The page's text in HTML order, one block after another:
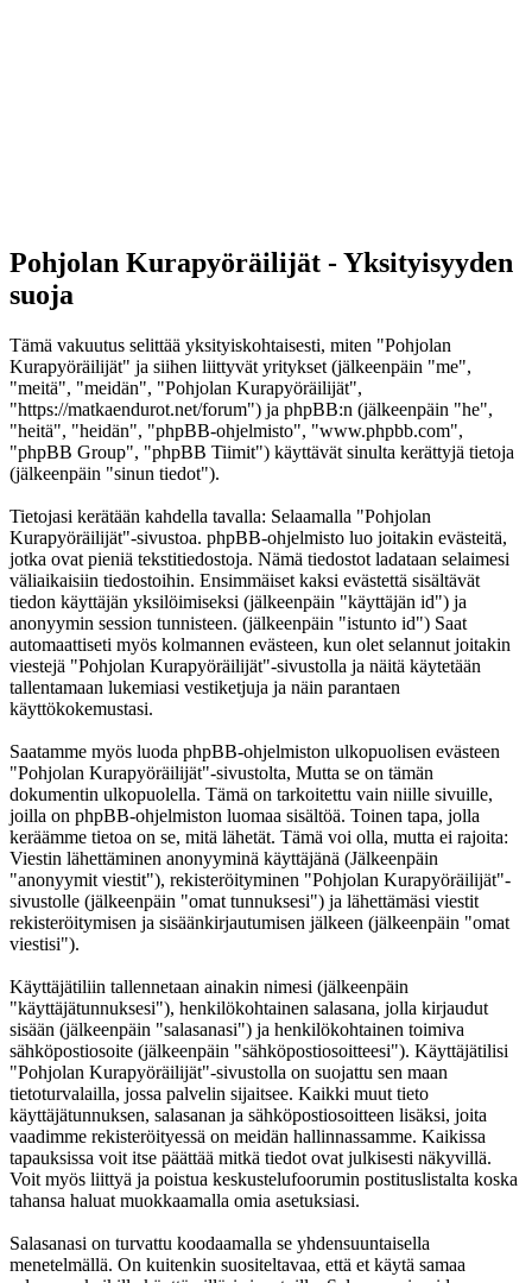
Pohjolan Kurapyöräilijät - Yksityisyyden
suoja
Tämä vakuutus selittää yksityiskohtaisesti, miten "Pohjolan
Kurapyöräilijät" ja siihen liittyvät yritykset (jälkeenpäin "me",
"meitä", "meidän", "Pohjolan Kurapyöräilijät",
"https://matkaendurot.net/forum") ja phpBB:n (jälkeenpäin "he",
"heitä", "heidän", "phpBB-ohjelmisto", "www.phpbb.com",
"phpBB Group", "phpBB Tiimit") käyttävät sinulta kerättyjä tietoja
(jälkeenpäin "sinun tiedot").
Tietojasi kerätään kahdella tavalla: Selaamalla "Pohjolan
Kurapyöräilijät"-sivustoa. phpBB-ohjelmisto luo joitakin evästeitä,
jotka ovat pieniä tekstitiedostoja. Nämä tiedostot ladataan selaimesi
väliaikaisiin tiedostoihin. Ensimmäiset kaksi evästettä sisältävät
tiedon käyttäjän yksilöimiseksi (jälkeenpäin "käyttäjän id") ja
anonyymin session tunnisteen. (jälkeenpäin "istunto id") Saat
automaattiseti myös kolmannen evästeen, kun olet selannut joitakin
viestejä "Pohjolan Kurapyöräilijät"-sivustolla ja näitä käytetään
tallentamaan lukemiasi vestiketjuja ja näin parantaen
käyttökokemustasi.
Saatamme myös luoda phpBB-ohjelmiston ulkopuolisen evästeen
"Pohjolan Kurapyöräilijät"-sivustolta, Mutta se on tämän
dokumentin ulkopuolella. Tämä on tarkoitettu vain niille sivuille,
joilla on phpBB-ohjelmiston luomaa sisältöä. Toinen tapa, jolla
keräämme tietoa on se, mitä lähetät. Tämä voi olla, mutta ei rajoita:
Viestin lähettäminen anonyyminä käyttäjänä (Jälkeenpäin
"anonyymit viestit"), rekisteröityminen "Pohjolan Kurapyöräilijät"-
sivustolle (jälkeenpäin "omat tunnuksesi") ja lähettämäsi viestit
rekisteröitymisen ja sisäänkirjautumisen jälkeen (jälkeenpäin "omat
viestisi").
Käyttäjätiliin tallennetaan ainakin nimesi (jälkeenpäin
"käyttäjätunnuksesi"), henkilökohtainen salasana, jolla kirjaudut
sisään (jälkeenpäin "salasanasi") ja henkilökohtainen toimiva
sähköpostiosoite (jälkeenpäin "sähköpostiosoitteesi"). Käyttäjätilisi
"Pohjolan Kurapyöräilijät"-sivustolla on suojattu sen maan
tietoturvalailla, jossa palvelin sijaitsee. Kaikki muut tieto
käyttäjätunnuksen, salasanan ja sähköpostiosoitteen lisäksi, joita
vaadimme rekisteröityessä on meidän hallinnassamme. Kaikissa
tapauksissa voit itse päättää mitkä tiedot ovat julkisesti näkyvillä.
Voit myös liittyä ja poistua keskustelufoorumin postituslistalta koska
tahansa haluat muokkaamalla omia asetuksiasi.
Salasanasi on turvattu koodaamalla se yhdensuuntaisella
menetelmällä. On kuitenkin suositeltavaa, että et käytä samaa